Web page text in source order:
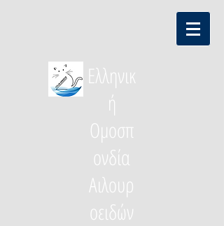
Ελληνικ
ή
Ομοσπ
ονδία
Αιλουρ
οειδών